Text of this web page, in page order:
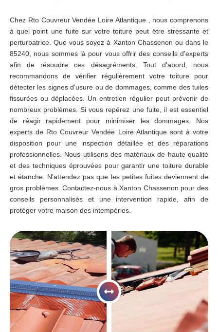
Chez Rto Couvreur Vendée Loire Atlantique , nous comprenons
à quel point une fuite sur votre toiture peut être stressante et
perturbatrice. Que vous soyez à Xanton Chassenon ou dans le
85240, nous sommes là pour vous offrir des conseils d'experts
afin de résoudre ces désagréments. Tout d'abord, nous
recommandons de vérifier régulièrement votre toiture pour
détecter les signes d'usure ou de dommages, comme des tuiles
fissurées ou déplacées. Un entretien régulier peut prévenir de
nombreux problèmes. Si vous repérez une fuite, il est essentiel
de réagir rapidement pour minimiser les dommages. Nos
experts de Rto Couvreur Vendée Loire Atlantique sont à votre
disposition pour une inspection détaillée et des réparations
professionnelles. Nous utilisons des matériaux de haute qualité
et des techniques éprouvées pour garantir une toiture durable
et étanche. N'attendez pas que les petites fuites deviennent de
gros problèmes. Contactez-nous à Xanton Chassenon pour des
conseils personnalisés et une intervention rapide, afin de
protéger votre maison des intempéries.